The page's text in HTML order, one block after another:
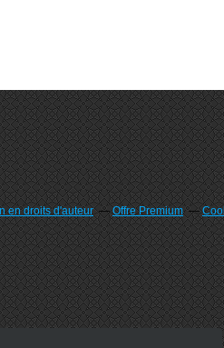
en droits d'auteur Offre Premium